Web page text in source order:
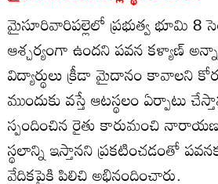
మైసూరివారిపల్లెలో ప్రభుత్వ భూమి 8
ఆశ్చర్యంగా ఉందని పవన కళ్యాణ్‌
విద్యార్థులు క్రీడా మైదానం కావాలని
ముందుకు వస్తే ఆటస్థలం ఏర్పాటు
స్పందించిన రైతు కారుమంచి నారాయణ
స్థలాన్ని ఇస్తానని ప్రకటించడంతో
వేదికపైకి పిలిచి అభినందించారు.